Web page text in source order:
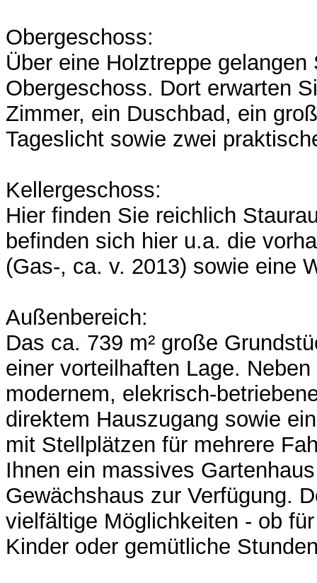
Obergeschoss:
Über eine Holztreppe gelangen
Obergeschoss. Dort erwarten
Zimmer, ein Duschbad, ein
Tageslicht sowie zwei
Kellergeschoss:
Hier finden Sie reichlich
befinden sich hier u.a. die
(Gas-, ca. v. 2013) sowie eine
Außenbereich:
Das ca. 739 m² große
einer vorteilhaften Lage.
modernem, elekrisch-
direktem Hauszugang sowie
mit Stellplätzen für mehrere
Ihnen ein massives
Gewächshaus zur Verfügung.
vielfältige Möglichkeiten - ob
Kinder oder gemütliche